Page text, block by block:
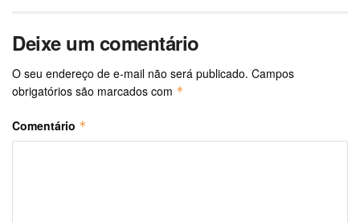
Deixe um comentário
O seu endereço de e-mail não será publicado. Campos
obrigatórios são marcados com *
Comentário *